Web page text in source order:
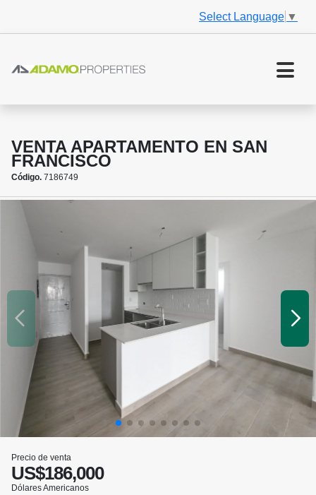
Select Language ▼
VENTA APARTAMENTO EN SAN
FRANCISCO
Código. 7186749
Precio de venta
US$186,000
Dólares Americanos